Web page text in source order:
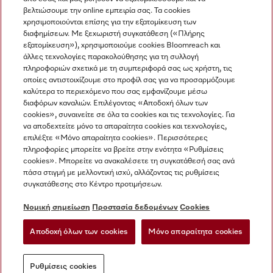
Η εταιρεία μας
Όροι και Προϋποθέσεις
Προστασία δεδομένων
Όροι Χρήσης
Δήλωση Προσβασιμότητας
Νόμος για τις ψηφιακές υπηρεσίες
Ρυθμίσεις cookies
Miele στο Instagram
Miele στο Facebook
Miele στο Youtube
βελτιώσουμε την online εμπειρία σας. Τα cookies
χρησιμοποιούνται επίσης για την εξατομίκευση των
διαφημίσεων. Με ξεχωριστή συγκατάθεση («Πλήρης
εξατομίκευση»), χρησιμοποιούμε cookies Bloomreach και
άλλες τεχνολογίες παρακολούθησης για τη συλλογή
πληροφοριών σχετικά με τη συμπεριφορά σας ως χρήστη, τις
οποίες αντιστοιχίζουμε στο προφίλ σας για να προσαρμόζουμε
καλύτερα το περιεχόμενο που σας εμφανίζουμε μέσω
διαφόρων καναλιών. Επιλέγοντας «Αποδοχή όλων των
cookies», συναινείτε σε όλα τα cookies και τις τεχνολογίες. Για
να αποδεχτείτε μόνο τα απαραίτητα cookies και τεχνολογίες,
επιλέξτε «Μόνο απαραίτητα cookies». Περισσότερες
πληροφορίες μπορείτε να βρείτε στην ενότητα «Ρυθμίσεις
cookies». Μπορείτε να ανακαλέσετε τη συγκατάθεσή σας ανά
πάσα στιγμή με μελλοντική ισχύ, αλλάζοντας τις ρυθμίσεις
συγκατάθεσης στο Κέντρο προτιμήσεων.
Νομική σημείωση Προστασία δεδομένων Cookies
Αποδοχή όλων των cookies Μόνο απαραίτητα cookies
Ρυθμίσεις cookies